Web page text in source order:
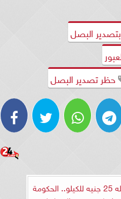
البصل
حظر تصدير البصل
بعد وصوله 25 جنيه للكيلو.. الحكومة